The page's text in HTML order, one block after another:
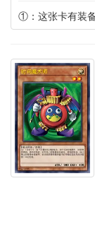
①：这张卡有装